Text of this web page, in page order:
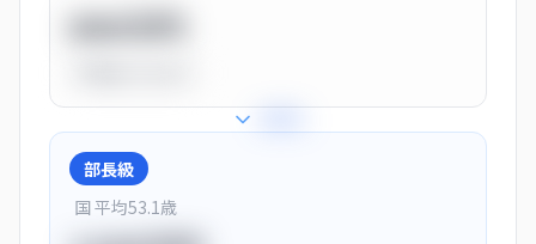
部長級
国 平均53.1歳